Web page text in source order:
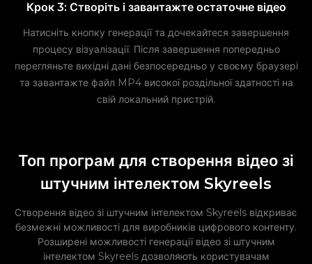
Крок 3: Створіть і завантажте остаточне відео
Натисніть кнопку генерації та дочекайтеся завершення
процесу візуалізації. Після завершення попередньо
перегляньте вихідні дані безпосередньо у своєму браузері
та завантажте файл MP4 високої роздільної здатності на
свій локальний пристрій.
Топ програм для створення відео зі
штучним інтелектом Skyreels
Створення відео зі штучним інтелектом Skyreels відкриває
безмежні можливості для виробників цифрового контенту.
Розширені можливості генерації відео зі штучним
інтелектом Skyreels дозволяють користувачам